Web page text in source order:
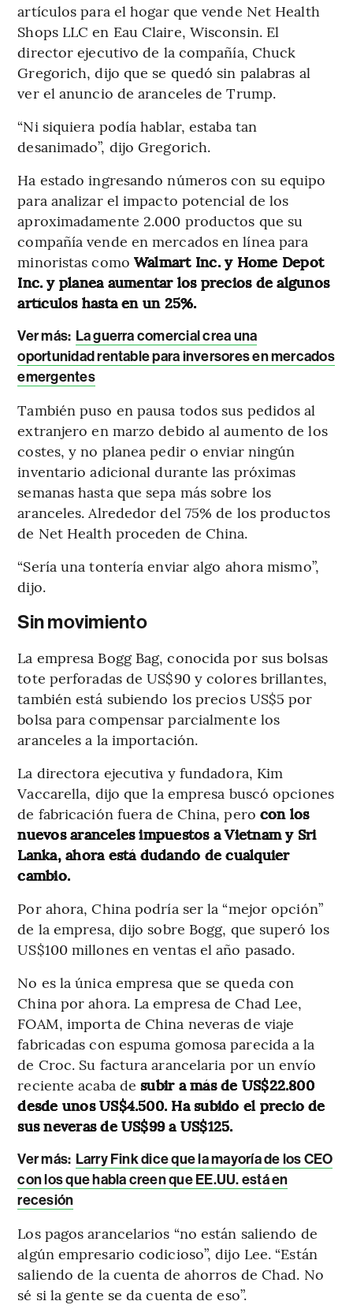
artículos para el hogar que vende Net Health
Shops LLC en Eau Claire, Wisconsin. El
director ejecutivo de la compañía, Chuck
Gregorich, dijo que se quedó sin palabras al
ver el anuncio de aranceles de Trump.
“Ni siquiera podía hablar, estaba tan
desanimado”, dijo Gregorich.
Ha estado ingresando números con su equipo
para analizar el impacto potencial de los
aproximadamente 2.000 productos que su
compañía vende en mercados en línea para
minoristas como Walmart Inc. y Home Depot
Inc. y planea aumentar los precios de algunos
artículos hasta en un 25%.
Ver más: La guerra comercial crea una
oportunidad rentable para inversores en mercados
emergentes
También puso en pausa todos sus pedidos al
extranjero en marzo debido al aumento de los
costes, y no planea pedir o enviar ningún
inventario adicional durante las próximas
semanas hasta que sepa más sobre los
aranceles. Alrededor del 75% de los productos
de Net Health proceden de China.
“Sería una tontería enviar algo ahora mismo”,
dijo.
Sin movimiento
La empresa Bogg Bag, conocida por sus bolsas
tote perforadas de US$90 y colores brillantes,
también está subiendo los precios US$5 por
bolsa para compensar parcialmente los
aranceles a la importación.
La directora ejecutiva y fundadora, Kim
Vaccarella, dijo que la empresa buscó opciones
de fabricación fuera de China, pero con los
nuevos aranceles impuestos a Vietnam y Sri
Lanka, ahora está dudando de cualquier
cambio.
Por ahora, China podría ser la “mejor opción”
de la empresa, dijo sobre Bogg, que superó los
US$100 millones en ventas el año pasado.
No es la única empresa que se queda con
China por ahora. La empresa de Chad Lee,
FOAM, importa de China neveras de viaje
fabricadas con espuma gomosa parecida a la
de Croc. Su factura arancelaria por un envío
reciente acaba desubir a más de US$22.800
desde unos US$4.500. Ha subido el precio de
sus neveras de US$99 a US$125.
Ver más: Larry Fink dice que la mayoría de los CEO
con los que habla creen que EE.UU. está en
recesión
Los pagos arancelarios “no están saliendo de
algún empresario codicioso”, dijo Lee. “Están
saliendo de la cuenta de ahorros de Chad. No
sé si la gente se da cuenta de eso”.